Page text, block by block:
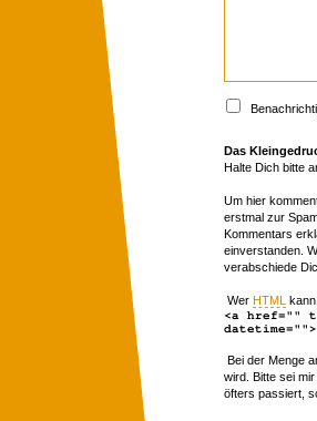
Das
Halte Dich bitte
Um hier
erstmal zur
Kommentars
einverstanden.
verabschiede
Wer HTML
<a href=""
Bei der Menge
wird. Bitte sei
öfters passiert,